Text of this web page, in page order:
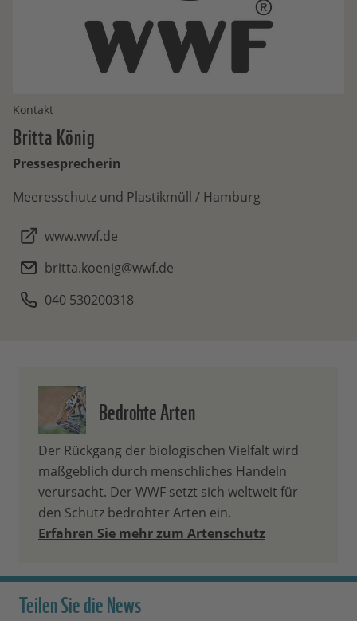
Kontakt
BrittaKönig
Pressesprecherin
Meeresschutz und Plastikmüll / Hamburg
www.wwf.de
britta.koenig@wwf.de
040 530200318
Bedrohte Arten
Der Rückgang der biologischen Vielfalt wird
maßgeblich durch menschliches Handeln
verursacht. Der WWF setzt sich weltweit für
den Schutz bedrohter Arten ein.
Erfahren Sie mehr zum Artenschutz
Teilen Sie die News